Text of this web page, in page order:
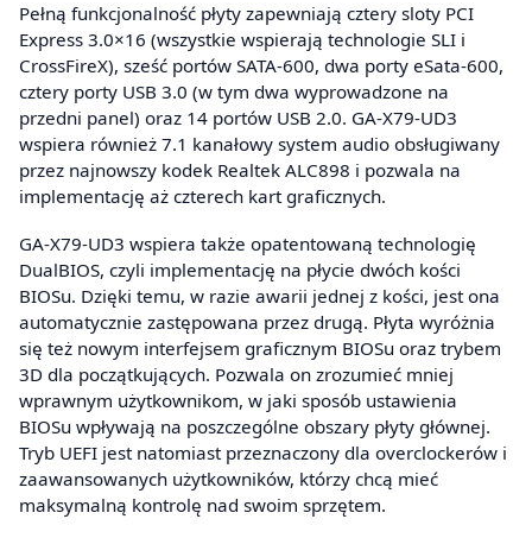
Pełną funkcjonalność płyty zapewniają cztery sloty PCI
Express 3.0×16 (wszystkie wspierają technologie SLI i
CrossFireX), sześć portów SATA-600, dwa porty eSata-600,
cztery porty USB 3.0 (w tym dwa wyprowadzone na
przedni panel) oraz 14 portów USB 2.0. GA-X79-UD3
wspiera również 7.1 kanałowy system audio obsługiwany
przez najnowszy kodek Realtek ALC898 i pozwala na
implementację aż czterech kart graficznych.
GA-X79-UD3 wspiera także opatentowaną technologię
DualBIOS, czyli implementację na płycie dwóch kości
BIOSu. Dzięki temu, w razie awarii jednej z kości, jest ona
automatycznie zastępowana przez drugą. Płyta wyróżnia
się też nowym interfejsem graficznym BIOSu oraz trybem
3D dla początkujących. Pozwala on zrozumieć mniej
wprawnym użytkownikom, w jaki sposób ustawienia
BIOSu wpływają na poszczególne obszary płyty głównej.
Tryb UEFI jest natomiast przeznaczony dla overclockerów i
zaawansowanych użytkowników, którzy chcą mieć
maksymalną kontrolę nad swoim sprzętem.